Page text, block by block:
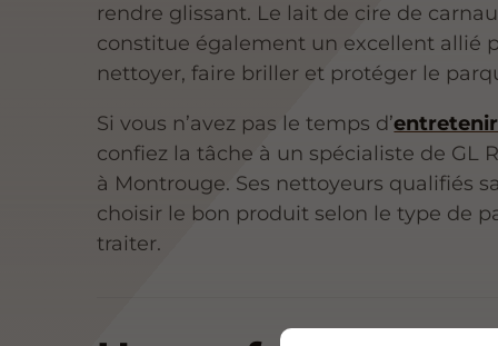
rendre glissant. Le lait de cire de
constitue également un excellent allié
nettoyer, faire briller et protéger le
Si vous n’avez pas le temps d’
confiez la tâche à un spécialiste de GL
à Montrouge. Ses nettoyeurs qualifiés
choisir le bon produit selon le type de
traiter.